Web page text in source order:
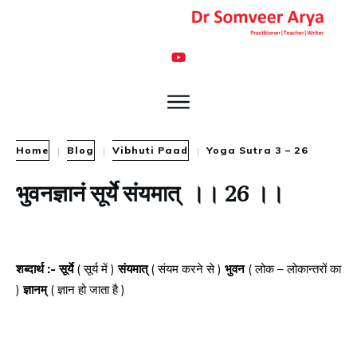
Home | Blog | Vibhuti Paad | Yoga Sutra 3 – 26
भुवनज्ञानं सूर्ये संयमात् ।। 26 ।।
शब्दार्थ :- सूर्ये( सूर्य में )संयमात्( संयम करने से ) भुवन ( लोक – लोकान्तरों का
)ज्ञानम्( ज्ञान हो जाता है )